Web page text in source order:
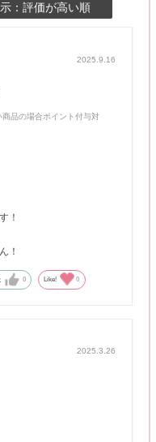
：評価が高い順
2025.9.16
品の場合ポイント付与対
！
！
0 Like! 0
2025.3.26